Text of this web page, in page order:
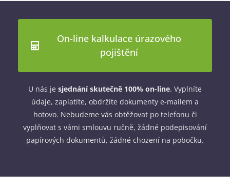
On-line kalkulace úrazového
pojištění
U nás je sjednání skutečně 100% on-line. Vyplníte
údaje, zaplatíte, obdržíte dokumenty e-mailem a
hotovo. Nebudeme vás obtěžovat po telefonu či
vyplňovat s vámi smlouvu ručně, žádné podepisování
papírových dokumentů, žádné chození na pobočku.